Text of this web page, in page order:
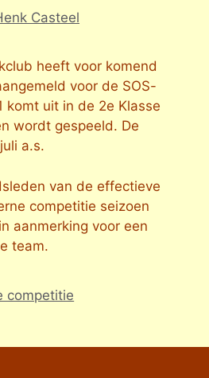
Casteel
heeft voor komend
voor de SOS-
komt uit in de 2e Klasse
wordt gespeeld. De
a.s.
van de effectieve
competitie seizoen
aanmerking voor een
team.
competitie